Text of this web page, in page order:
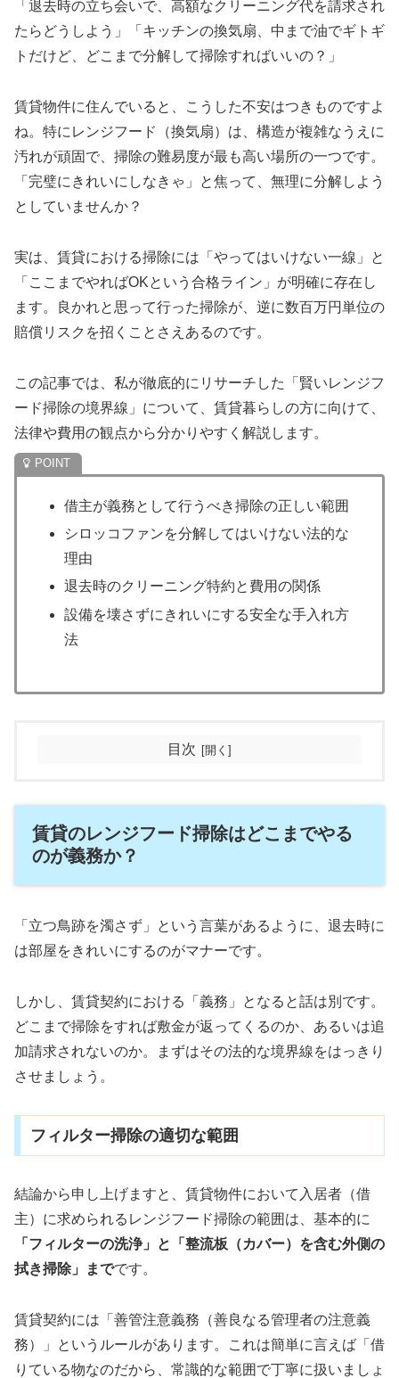
「退去時の立ち会いで、高額なクリーニング代を請求され
たらどうしよう」「キッチンの換気扇、中まで油でギトギ
トだけど、どこまで分解して掃除すればいいの？」
賃貸物件に住んでいると、こうした不安はつきものですよ
ね。特にレンジフード（換気扇）は、構造が複雑なうえに
汚れが頑固で、掃除の難易度が最も高い場所の一つです。
「完璧にきれいにしなきゃ」と焦って、無理に分解しよう
としていませんか？
実は、賃貸における掃除には「やってはいけない一線」と
「ここまでやればOKという合格ライン」が明確に存在し
ます。良かれと思って行った掃除が、逆に数百万円単位の
賠償リスクを招くことさえあるのです。
この記事では、私が徹底的にリサーチした「賢いレンジフ
ード掃除の境界線」について、賃貸暮らしの方に向けて、
法律や費用の観点から分かりやすく解説します。
借主が義務として行うべき掃除の正しい範囲
シロッコファンを分解してはいけない法的な
理由
退去時のクリーニング特約と費用の関係
設備を壊さずにきれいにする安全な手入れ方
法
目次
賃貸のレンジフード掃除はどこまでやる
のが義務か？
「立つ鳥跡を濁さず」という言葉があるように、退去時に
は部屋をきれいにするのがマナーです。
しかし、賃貸契約における「義務」となると話は別です。
どこまで掃除をすれば敷金が返ってくるのか、あるいは追
加請求されないのか。まずはその法的な境界線をはっきり
させましょう。
フィルター掃除の適切な範囲
結論から申し上げますと、賃貸物件において入居者（借
主）に求められるレンジフード掃除の範囲は、基本的に
「フィルターの洗浄」と「整流板（カバー）を含む外側の
拭き掃除」までです。
賃貸契約には「善管注意義務（善良なる管理者の注意義
務）」というルールがあります。これは簡単に言えば「借
りている物なのだから、常識的な範囲で丁寧に扱いましょ